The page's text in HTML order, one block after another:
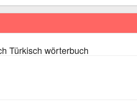
Türkisch wörterbuch